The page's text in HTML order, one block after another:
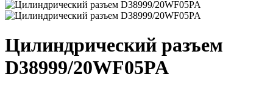
Цилиндрический разъем
D38999/20WF05PA